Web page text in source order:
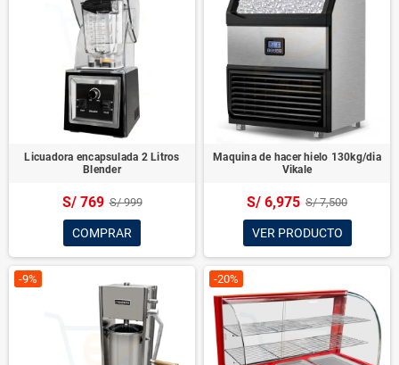
Licuadora encapsulada 2 Litros
Blender
S/ 769 S/ 999
COMPRAR
Maquina de hacer hielo 130kg/dia
Vikale
S/ 6,975 S/ 7,500
VER PRODUCTO
-9% -20%